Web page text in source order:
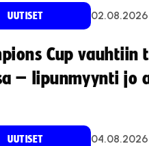
UUTISET 02.08.2026
Cup vauhtiin
– lipunmyynti jo
UUTISET 04.08.2026